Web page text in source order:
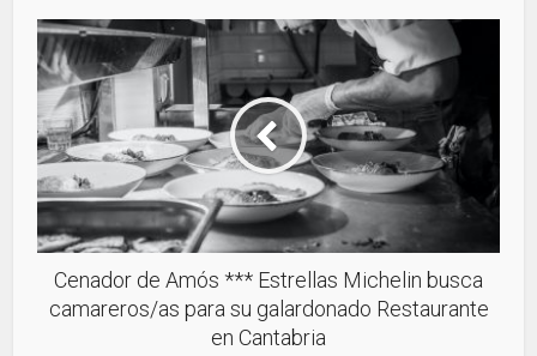
Cenador de Amós *** Estrellas Michelin busca
camareros/as para su galardonado Restaurante
en Cantabria